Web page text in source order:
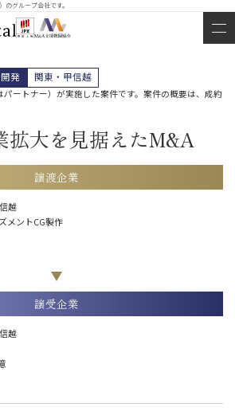
グループ会社です。
発 関東・甲信越
ートナー）が実施した案件です。案件の概要は、成約
拡大を見据えたM&A
譲渡企業
越
メントCG製作
譲受企業
越